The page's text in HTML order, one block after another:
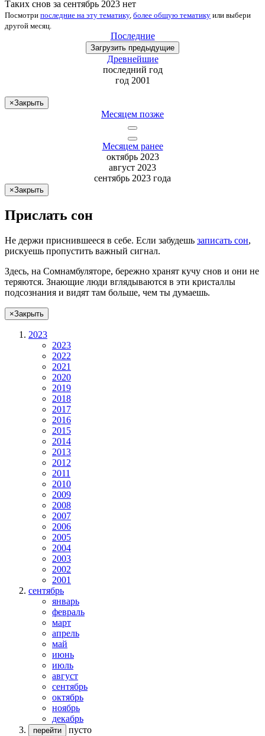
Таких снов за сентябрь 2023 нет
Посмотри последние на эту тематику, более общую тематику или выбери
другой месяц
Последние
Загрузить предыдущие
Древнейшие
последний год
год 2001
×Закрыть
Месяцем позже
Месяцем ранее
октябрь 2023
август 2023
сентябрь 2023 года
×Закрыть
Прислать сон
Не держи приснившееся в себе. Если забудешь записать сон,
рискуешь пропустить важный сигнал.
Здесь, на Сомнамбуляторе, бережно хранят кучу снов и они не
теряются. Знающие люди вглядываются в эти кристаллы
подсознания и видят там больше, чем ты думаешь.
×Закрыть
2023
2023
2022
2021
2020
2019
2018
2017
2016
2015
2014
2013
2012
2011
2010
2009
2008
2007
2006
2005
2004
2003
2002
2001
сентябрь
январь
февраль
март
апрель
май
июнь
июль
август
сентябрь
октябрь
ноябрь
декабрь
перейти пусто